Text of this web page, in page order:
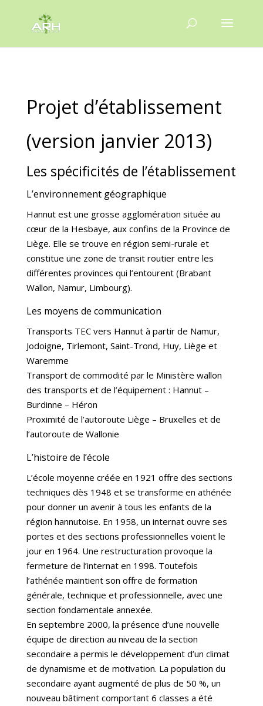
Projet d’établissement
(version janvier 2013)
Les spécificités de l’établissement
L’environnement géographique
Hannut est une grosse agglomération située au
cœur de la Hesbaye, aux confins de la Province de
Liège. Elle se trouve en région semi-rurale et
constitue une zone de transit routier entre les
différentes provinces qui l’entourent (Brabant
Wallon, Namur, Limbourg).
Les moyens de communication
Transports TEC vers Hannut à partir de Namur,
Jodoigne, Tirlemont, Saint-Trond, Huy, Liège et
Waremme
Transport de commodité par le Ministère wallon
des transports et de l’équipement : Hannut –
Burdinne – Héron
Proximité de l’autoroute Liège – Bruxelles et de
l’autoroute de Wallonie
L’histoire de l’école
L’école moyenne créée en 1921 offre des sections
techniques dès 1948 et se transforme en athénée
pour donner un avenir à tous les enfants de la
région hannutoise. En 1958, un internat ouvre ses
portes et des sections professionnelles voient le
jour en 1964. Une restructuration provoque la
fermeture de l’internat en 1998. Toutefois
l’athénée maintient son offre de formation
générale, technique et professionnelle, avec une
section fondamentale annexée.
En septembre 2000, la présence d’une nouvelle
équipe de direction au niveau de la section
secondaire a permis le développement d’un climat
de dynamisme et de motivation. La population du
secondaire ayant augmenté de plus de 50 %, un
nouveau bâtiment comportant 6 classes a été